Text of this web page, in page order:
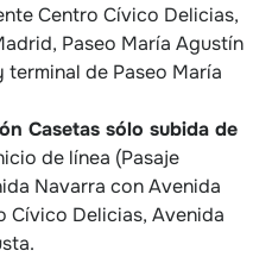
Centro Cívico Delicias,
Paseo María Agustín
de Paseo María
Casetas sólo subida de
de línea (Pasaje
Navarra con Avenida
Cívico Delicias, Avenida